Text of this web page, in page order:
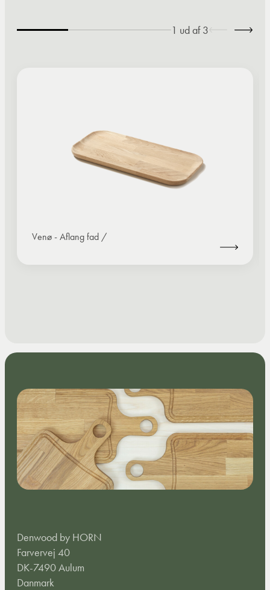
1 ud af3
Venø - Aflang fad /
Denwood by HORN
Farvervej 40
DK-7490 Aulum
Danmark